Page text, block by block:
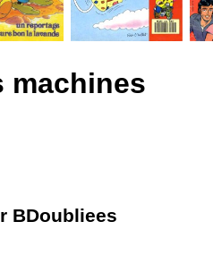
machines
BDoubliees